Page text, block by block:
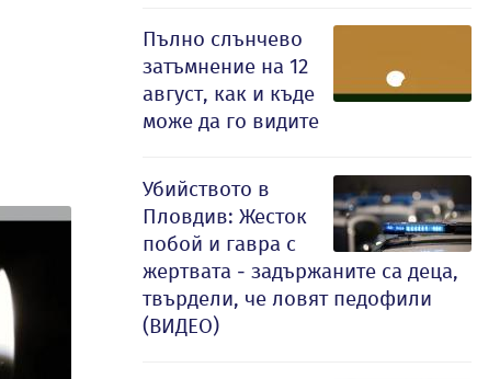
Пълно слънчево
затъмнение на 12
август, как и къде
може да го видите
Убийството в
Пловдив: Жесток
побой и гавра с
жертвата - задържаните са деца,
твърдели, че ловят педофили
(ВИДЕО)